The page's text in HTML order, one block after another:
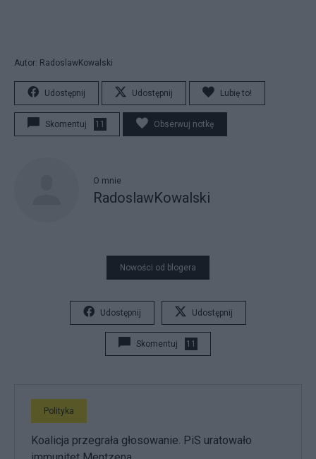
Autor: RadoslawKowalski
Udostępnij Udostępnij Lubię to!
Skomentuj 11 Obserwuj notkę
O mnie
RadoslawKowalski
Nowości od blogera
Udostępnij Udostępnij
Skomentuj 11
Polityka
Koalicja przegrała głosowanie. PiS uratowało